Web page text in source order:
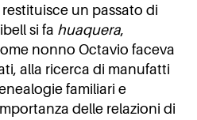
un passato di
si fa huaquera,
nonno Octavio faceva
alla ricerca di manufatti
familiari e
delle relazioni di